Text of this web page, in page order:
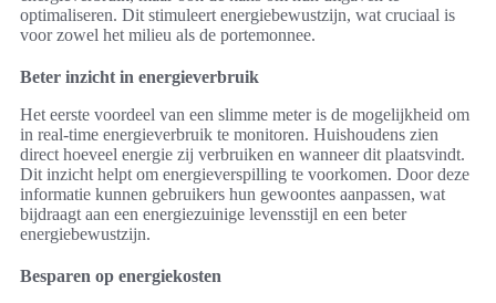
optimaliseren. Dit stimuleert energiebewustzijn, wat cruciaal is
voor zowel het milieu als de portemonnee.
Beter inzicht in energieverbruik
Het eerste voordeel van een slimme meter is de mogelijkheid om
in real-time energieverbruik te monitoren. Huishoudens zien
direct hoeveel energie zij verbruiken en wanneer dit plaatsvindt.
Dit inzicht helpt om energieverspilling te voorkomen. Door deze
informatie kunnen gebruikers hun gewoontes aanpassen, wat
bijdraagt aan een energiezuinige levensstijl en een beter
energiebewustzijn.
Besparen op energiekosten